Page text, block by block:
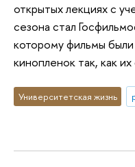
открытых лекциях с
сезона стал
которому фильмы были
кинопленок так, как
Университетская жизнь